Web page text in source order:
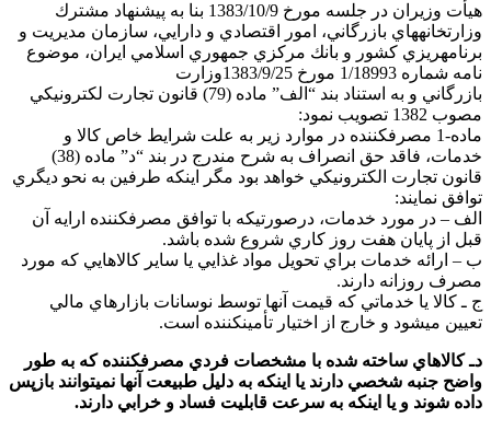
هيأت وزيران در جلسه مورخ 1383/10/9 بنا به پيشنهاد مشترك
بازرگاني، امور اقتصادي و دارايي، سازمان مديريت و
كشور و بانك مركزي جمهوري اسلامي ايران، موضوع
شماره 1/18993 مورخ 1383/9/25وزارت
بازرگاني و به استناد بند “الف” ماده (79) قانون تجارت لكترونيكي
1382 تصويب نمود:
ماده-1 مصرفكننده در موارد زير به علت شرايط خاص كالا و
خدمات، فاقد حق انصراف به شرح مندرج در بند “د” ماده (38)
تجارت الكترونيكي خواهد بود مگر اينكه طرفين به نحو ديگري
نمايند:
– در مورد خدمات، درصورتيكه با توافق مصرفكننده ارايه آن
از پايان هفت روز كاري شروع شده باشد.
– ارائه خدمات براي تحويل مواد غذايي يا ساير كالاهايي كه مورد
روزانه دارند.
ـ كالا يا خدماتي كه قيمت آنها توسط نوسانات بازارهاي مالي
ميشود و خارج از اختيار تأمينكننده است.
كالاهاي ساخته شده با مشخصات فردي مصرفكننده كه به طور
جنبه شخصي دارند يا اينكه به دليل طبيعت آنها نميتوانند بازپس
شوند و يا اينكه به سرعت قابليت فساد و خرابي دارند.